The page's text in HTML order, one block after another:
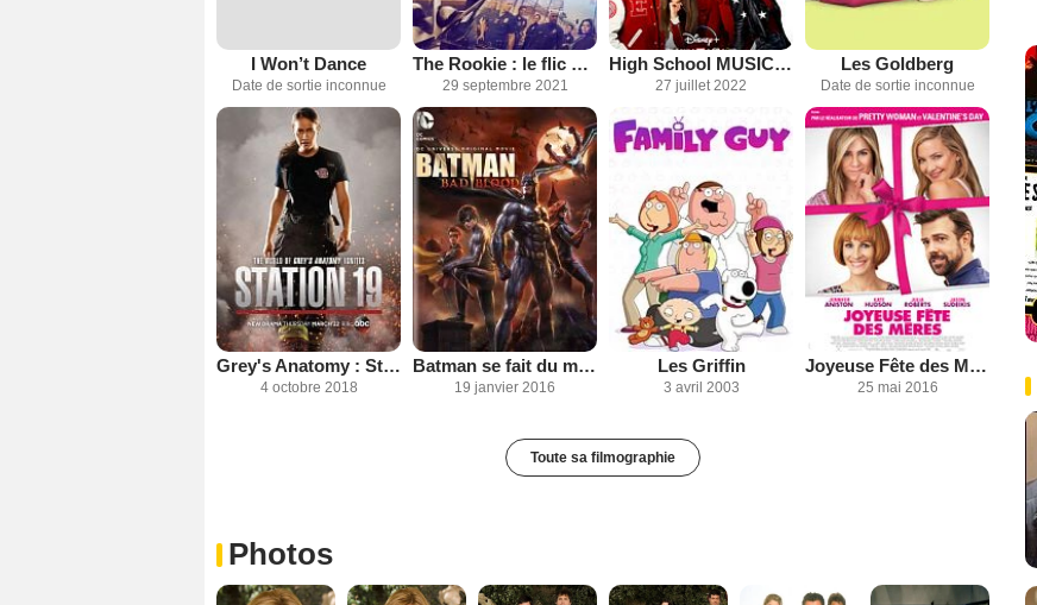
I Won’t Dance
Date de sortie inconnue
The Rookie : le flic de Los Angeles
29 septembre 2021
High School MUSICAL : la Comédie Musicale, la SERIE
27 juillet 2022
Les Goldberg
Date de sortie inconnue
Grey's Anatomy : Station 19
4 octobre 2018
Batman se fait du mauvais sang
19 janvier 2016
Les Griffin
3 avril 2003
Joyeuse Fête des Mères
25 mai 2016
Toute sa filmographie
Photos